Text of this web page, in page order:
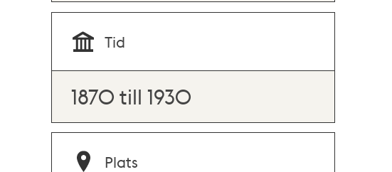
Tid
1870 till 1930
Plats